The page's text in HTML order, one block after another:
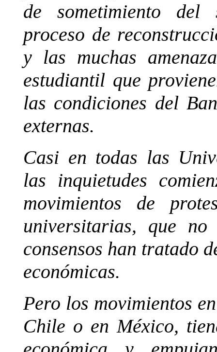
de sometimiento del
proceso de
y las muchas
estudiantil que
las condiciones del
externas.
Casi en todas las
las inquietudes
movimientos de
universitarias, que
consensos han tratado
económicas.
Pero los movimientos
Chile o en México,